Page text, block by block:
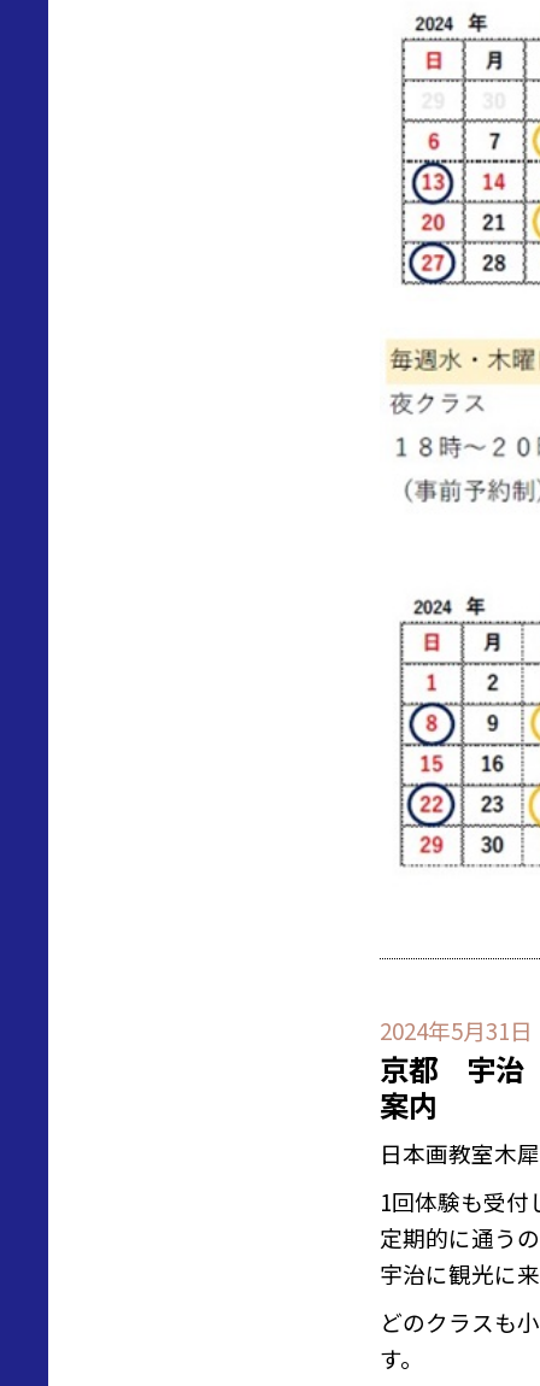
2024年5月31日
京都 宇治
案内
日本画教室木
1回体験も受付
定期的に通う
宇治に観光に
どのクラスも
す。